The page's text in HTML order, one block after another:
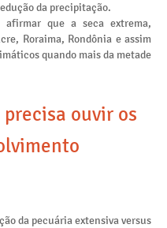
da precipitação.
que a seca extrema,
Roraima, Rondônia e assim
quando mais da metade
precisa ouvir os
da pecuária extensiva versus